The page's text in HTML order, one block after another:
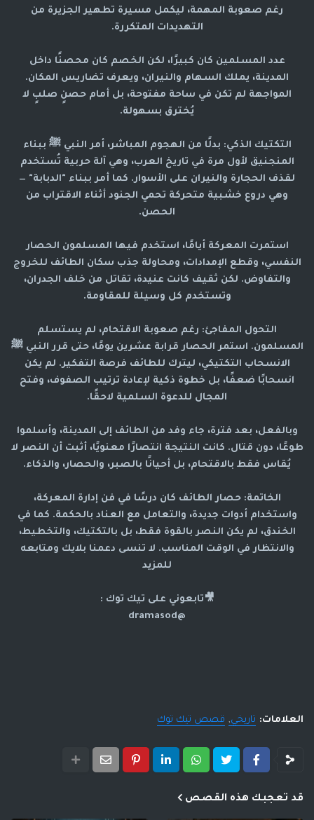
رغم صعوبة المهمة، ليكمل مسيرة تطهير الجزيرة من
التهديدات المتكررة.
عدد المسلمين كان كبيرًا، لكن الخصم كان محصنًا داخل
المدينة، يملك السهام والنيران، ويعرف تضاريس المكان.
المواجهة لم تكن في ساحة مفتوحة، بل أمام حصنٍ صلبٍ لا
يُخترق بسهولة.
التكتيك الذكي: بدلًا من الهجوم المباشر، أمر النبي ﷺ ببناء
المنجنيق لأول مرة في تاريخ العرب، وهي آلة حربية تُستخدم
لقذف الحجارة والنيران على الأسوار. كما أمر ببناء "الدبابة" —
وهي دروع خشبية متحركة تحمي الجنود أثناء الاقتراب من
الحصن.
استمرت المعركة أيامًا، استخدم فيها المسلمون الحصار
النفسي، وقطع الإمدادات، ومحاولة جذب سكان الطائف للخروج
والتفاوض. لكن ثقيف كانت عنيدة، تقاتل من خلف الجدران،
وتستخدم كل وسيلة للمقاومة.
التحول المفاجئ: رغم صعوبة الاقتحام، لم يستسلم
المسلمون. استمر الحصار قرابة عشرين يومًا، حتى قرر النبي ﷺ
الانسحاب التكتيكي، ليترك للطائف فرصة التفكير. لم يكن
انسحابًا ضعفًا، بل خطوة ذكية لإعادة ترتيب الصفوف، وفتح
المجال للدعوة السلمية لاحقًا.
وبالفعل، بعد فترة، جاء وفد من الطائف إلى المدينة، وأسلموا
طوعًا، دون قتال. كانت النتيجة انتصارًا معنويًا، أثبت أن النصر لا
يُقاس فقط بالاقتحام، بل أحيانًا بالصبر، والحصار، والذكاء.
الخاتمة: حصار الطائف كان درسًا في فن إدارة المعركة،
واستخدام أدوات جديدة، والتعامل مع العناد بالحكمة. كما في
الخندق، لم يكن النصر بالقوة فقط، بل بالتكتيك، والتخطيط،
والانتظار في الوقت المناسب. لا تنسى دعمنا بلايك ومتابعه
للمزيد
🎥تابعوني على تيك توك :
@dramasod
العلامات: تاريخي قصص تيك توك
قد تعجبك هذه القصص